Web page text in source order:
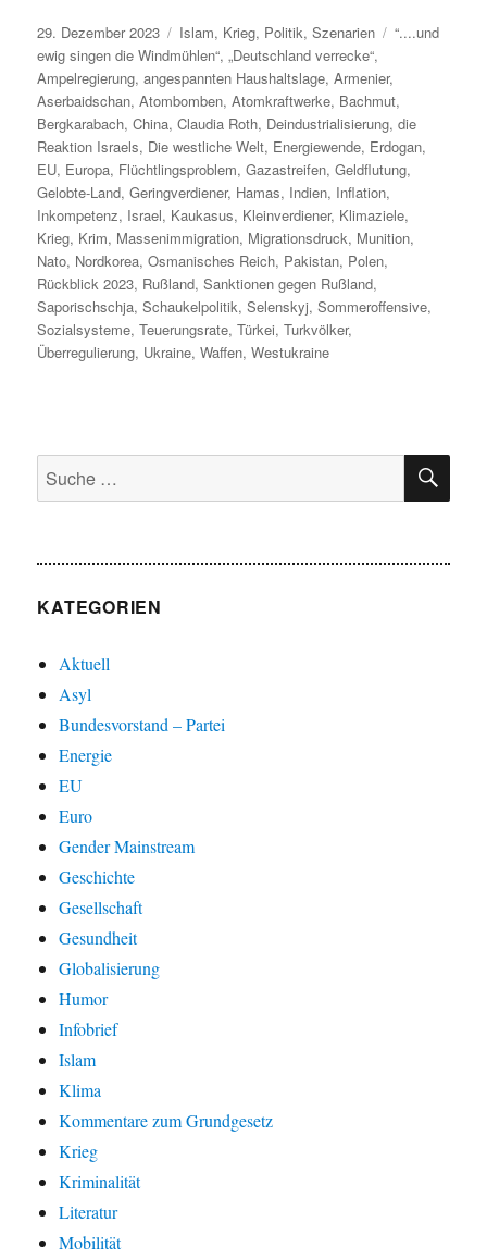
Veröffentlicht
am
29. Dezember 2023 Kategorien
Islam, Krieg, Politik,Szenarien Schlagwörter
“....und
ewig singen die Windmühlen“,„Deutschland verrecke“,
Ampelregierung,angespannten Haushaltslage,Armenier,
Aserbaidschan,Atombomben,Atomkraftwerke, Bachmut,
Bergkarabach,China,Claudia Roth, Deindustrialisierung,die
Reaktion Israels, Die westliche Welt, Energiewende, Erdogan,
EU, Europa, Flüchtlingsproblem,Gazastreifen,Geldflutung,
Gelobte-Land,Geringverdiener, Hamas, Indien, Inflation,
Inkompetenz, Israel, Kaukasus, Kleinverdiener, Klimaziele,
Krieg, Krim, Massenimmigration, Migrationsdruck, Munition,
Nato, Nordkorea,Osmanisches Reich, Pakistan, Polen,
Rückblick 2023, Rußland,Sanktionen gegen Rußland,
Saporischschja,Schaukelpolitik,Selenskyj,Sommeroffensive,
Sozialsysteme,Teuerungsrate,Türkei,Turkvölker,
Überregulierung, Ukraine,Waffen,Westukraine
Suche
nach:
KATEGORIEN
Aktuell
Asyl
Bundesvorstand – Partei
Energie
EU
Euro
Gender Mainstream
Geschichte
Gesellschaft
Gesundheit
Globalisierung
Humor
Infobrief
Islam
Klima
Kommentare zum Grundgesetz
Krieg
Kriminalität
Literatur
Mobilität